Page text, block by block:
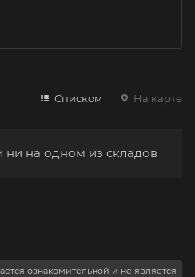
Списком На карте
ни на одном из складов
ознакомительной и не является